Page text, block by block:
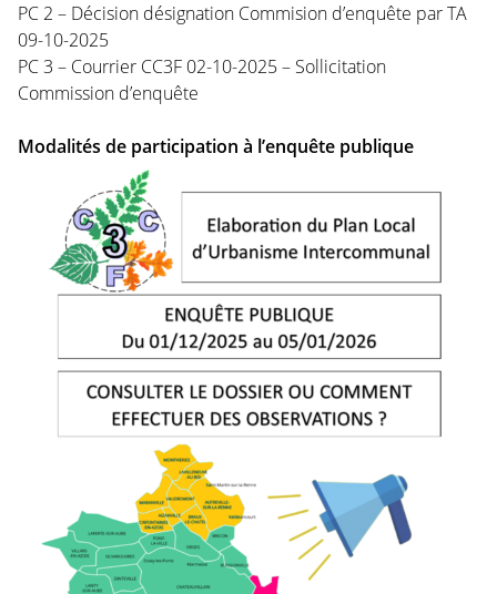
PC 2 – Décision désignation Commision d’enquête par TA
09-10-2025
PC 3 – Courrier CC3F 02-10-2025 – Sollicitation
Commission d’enquête
Modalités de participation à l’enquête publique